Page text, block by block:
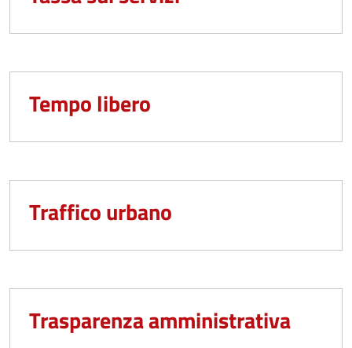
Tempo libero
Traffico urbano
Trasparenza amministrativa